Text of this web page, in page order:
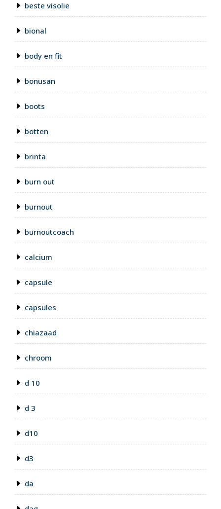
beste visolie
bional
body en fit
bonusan
boots
botten
brinta
burn out
burnout
burnoutcoach
calcium
capsule
capsules
chiazaad
chroom
d 10
d 3
d10
d3
da